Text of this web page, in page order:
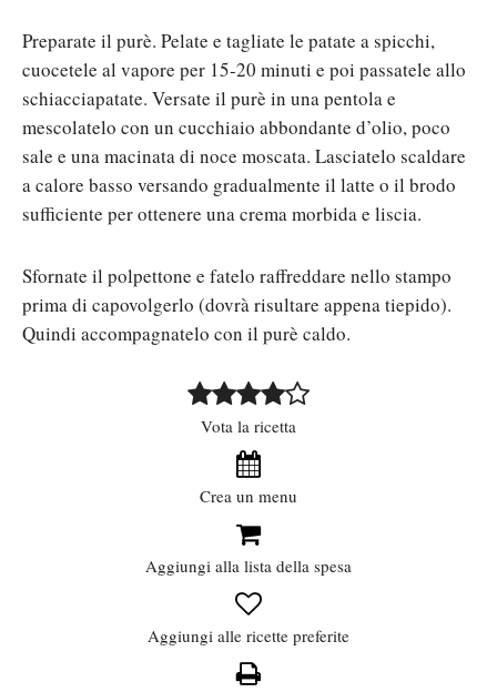
Preparate il purè. Pelate e tagliate le patate a spicchi,
cuocetele al vapore per 15-20 minuti e poi passatele allo
schiacciapatate. Versate il purè in una pentola e
mescolatelo con un cucchiaio abbondante d’olio, poco
sale e una macinata di noce moscata. Lasciatelo scaldare
a calore basso versando gradualmente il latte o il brodo
sufficiente per ottenere una crema morbida e liscia.
Sfornate il polpettone e fatelo raffreddare nello stampo
prima di capovolgerlo (dovrà risultare appena tiepido).
Quindi accompagnatelo con il purè caldo.
Vota la ricetta
Crea un menu
Aggiungi alla lista della spesa
Aggiungi alle ricette preferite